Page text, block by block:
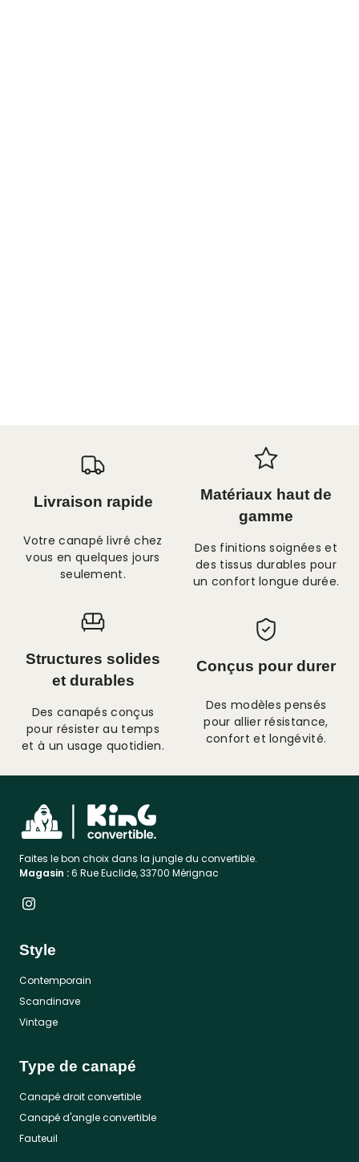
Livraison rapide
Votre canapé livré chez
vous en quelques jours
seulement.
Matériaux haut de
gamme
Des finitions soignées et
des tissus durables pour
un confort longue durée.
Structures solides
et durables
Des canapés conçus
pour résister au temps
et à un usage quotidien.
Conçus pour durer
Des modèles pensés
pour allier résistance,
confort et longévité.
Faites le bon choix dans la jungle du convertible.
Magasin :6 Rue Euclide, 33700 Mérignac
Style
Contemporain
Scandinave
Vintage
Type de canapé
Canapé droit convertible
Canapé d'angle convertible
Fauteuil